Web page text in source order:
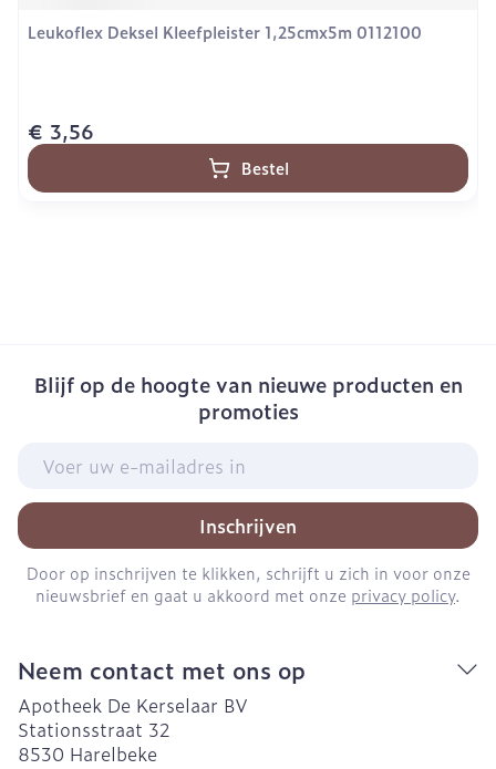
Leukoflex Deksel Kleefpleister 1,25cmx5m 0112100
€ 3,56
Bestel
Blijf op de hoogte van nieuwe producten en
promoties
Inschrijven
Door op inschrijven te klikken, schrijft u zich in voor onze
nieuwsbrief en gaat u akkoord met onze privacy policy.
Neem contact met ons op
Apotheek De Kerselaar BV
Stationsstraat 32
8530 Harelbeke